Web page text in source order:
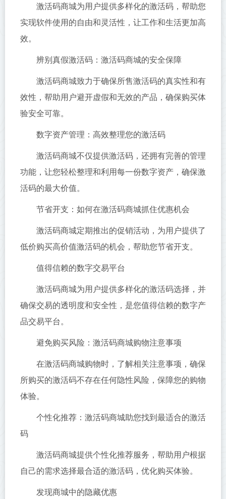
激活码商城为用户提供多样化的激活码，帮助您
实现软件使用的自由和灵活性，让工作和生活更加高
效。
辨别真假激活码：激活码商城的安全保障
激活码商城致力于确保所售激活码的真实性和有
效性，帮助用户避开虚假和无效的产品，确保购买体
验安全可靠。
数字资产管理：高效整理您的激活码
激活码商城不仅提供激活码，还拥有完善的管理
功能，让您轻松整理和利用每一份数字资产，确保激
活码的最大价值。
节省开支：如何在激活码商城抓住优惠机会
激活码商城定期推出的促销活动，为用户提供了
低价购买高价值激活码的机会，帮助您节省开支。
值得信赖的数字交易平台
激活码商城为用户提供多样化的激活码选择，并
确保交易的透明度和安全性，是您值得信赖的数字产
品交易平台。
避免购买风险：激活码商城购物注意事项
在激活码商城购物时，了解相关注意事项，确保
所购买的激活码不存在任何隐性风险，保障您的购物
体验。
个性化推荐：激活码商城助您找到最适合的激活
码
激活码商城提供个性化推荐服务，帮助用户根据
自己的需求选择最合适的激活码，优化购买体验。
发现商城中的隐藏优惠